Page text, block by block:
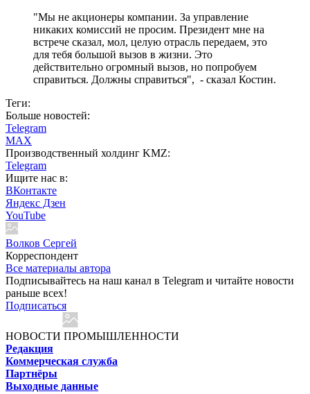
"Мы не акционеры компании. За управление
никаких комиссий не просим. Президент мне на
встрече сказал, мол, целую отрасль передаем, это
для тебя большой вызов в жизни. Это
действительно огромный вызов, но попробуем
справиться. Должны справиться", - сказал Костин.
Теги:
Больше новостей:
Telegram
MAX
Производственный холдинг KMZ:
Telegram
Ищите нас в:
ВКонтакте
Яндекс Дзен
YouTube
Волков Сергей
Корреспондент
Все материалы автора
Подписывайтесь на наш канал в Telegram и читайте новости
раньше всех!
Подписаться
НОВОСТИ ПРОМЫШЛЕННОСТИ
Редакция
Коммерческая служба
Партнёры
Выходные данные